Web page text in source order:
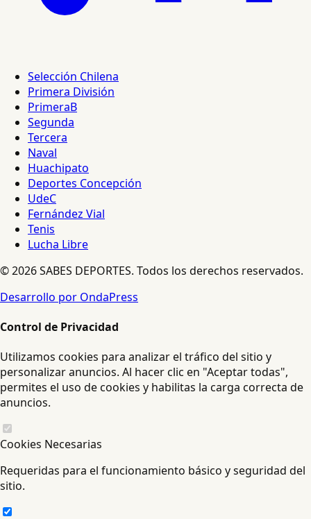
Selección Chilena
Primera División
PrimeraB
Segunda
Tercera
Naval
Huachipato
Deportes Concepción
UdeC
Fernández Vial
Tenis
Lucha Libre
© 2026 SABES DEPORTES. Todos los derechos reservados.
Desarrollo por OndaPress
Control de Privacidad
Utilizamos cookies para analizar el tráfico del sitio y
personalizar anuncios. Al hacer clic en "Aceptar todas",
permites el uso de cookies y habilitas la carga correcta de
anuncios.
Cookies Necesarias
Requeridas para el funcionamiento básico y seguridad del
sitio.